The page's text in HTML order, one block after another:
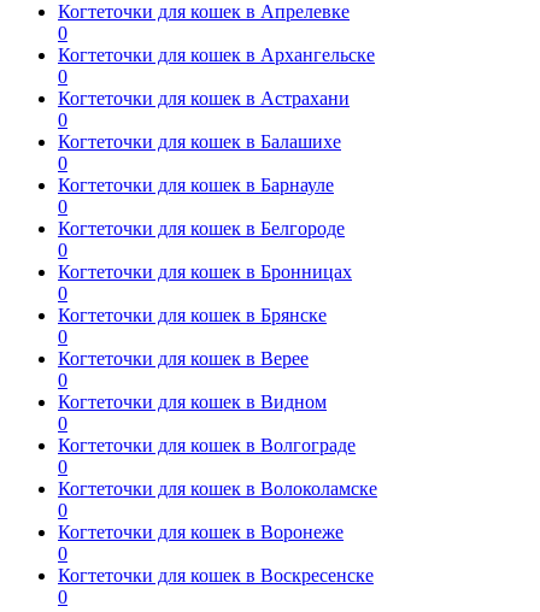
Когтеточки для кошек в Апрелевке
0
Когтеточки для кошек в Архангельске
0
Когтеточки для кошек в Астрахани
0
Когтеточки для кошек в Балашихе
0
Когтеточки для кошек в Барнауле
0
Когтеточки для кошек в Белгороде
0
Когтеточки для кошек в Бронницах
0
Когтеточки для кошек в Брянске
0
Когтеточки для кошек в Верее
0
Когтеточки для кошек в Видном
0
Когтеточки для кошек в Волгограде
0
Когтеточки для кошек в Волоколамске
0
Когтеточки для кошек в Воронеже
0
Когтеточки для кошек в Воскресенске
0